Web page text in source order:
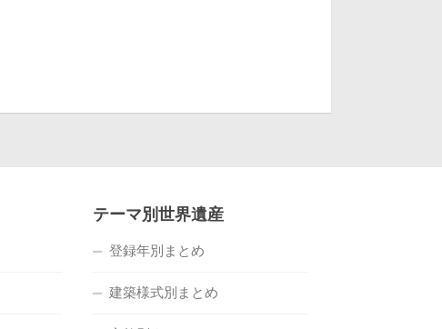
テーマ別世界遺産
登録年別まとめ
建築様式別まとめ